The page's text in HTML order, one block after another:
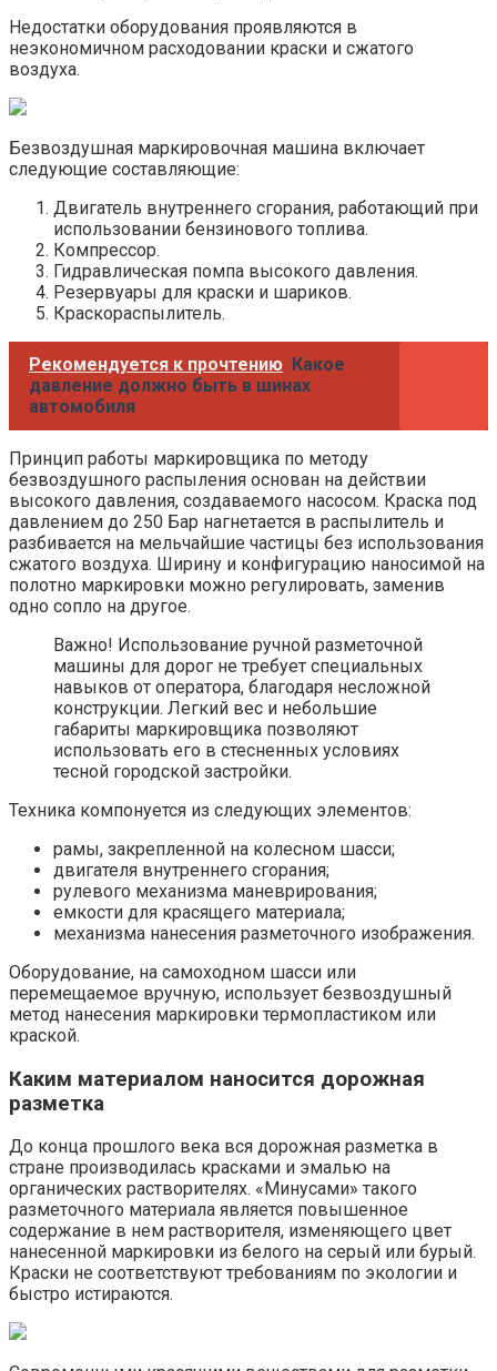
Недостатки оборудования проявляются в
неэкономичном расходовании краски и сжатого
воздуха.
Безвоздушная маркировочная машина включает
следующие составляющие:
Двигатель внутреннего сгорания, работающий при
использовании бензинового топлива.
Компрессор.
Гидравлическая помпа высокого давления.
Резервуары для краски и шариков.
Краскораспылитель.
Рекомендуется к прочтению Какое
давление должно быть в шинах
автомобиля
Принцип работы маркировщика по методу
безвоздушного распыления основан на действии
высокого давления, создаваемого насосом. Краска под
давлением до 250 Бар нагнетается в распылитель и
разбивается на мельчайшие частицы без использования
сжатого воздуха. Ширину и конфигурацию наносимой на
полотно маркировки можно регулировать, заменив
одно сопло на другое.
Важно! Использование ручной разметочной
машины для дорог не требует специальных
навыков от оператора, благодаря несложной
конструкции. Легкий вес и небольшие
габариты маркировщика позволяют
использовать его в стесненных условиях
тесной городской застройки.
Техника компонуется из следующих элементов:
рамы, закрепленной на колесном шасси;
двигателя внутреннего сгорания;
рулевого механизма маневрирования;
емкости для красящего материала;
механизма нанесения разметочного изображения.
Оборудование, на самоходном шасси или
перемещаемое вручную, использует безвоздушный
метод нанесения маркировки термопластиком или
краской.
Каким материалом наносится дорожная
разметка
До конца прошлого века вся дорожная разметка в
стране производилась красками и эмалью на
органических растворителях. «Минусами» такого
разметочного материала является повышенное
содержание в нем растворителя, изменяющего цвет
нанесенной маркировки из белого на серый или бурый.
Краски не соответствуют требованиям по экологии и
быстро истираются.